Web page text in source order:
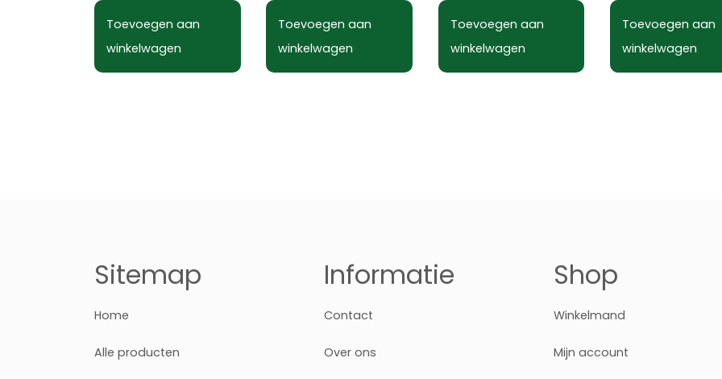
Toevoegen aan
winkelwagen
Toevoegen aan
winkelwagen
Toevoegen aan
winkelwagen
Toevoegen aan
winkelwagen
Sitemap
Home
Alle producten
Informatie
Contact
Over ons
Shop
Winkelmand
Mijn account